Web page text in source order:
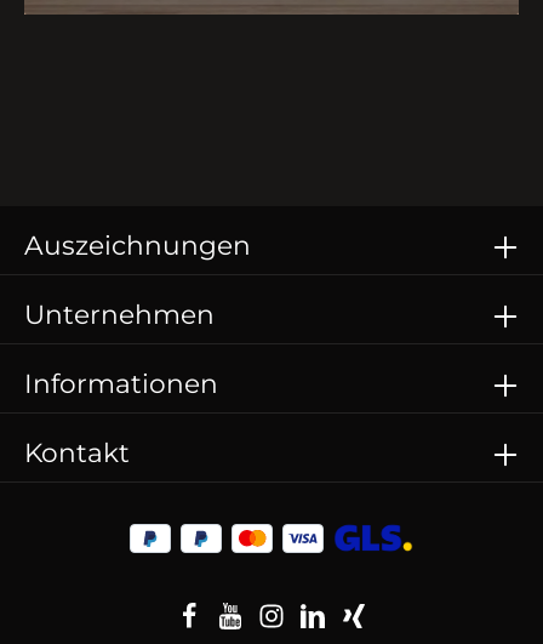
Auszeichnungen
Kontakt
Unternehmen
Informationen